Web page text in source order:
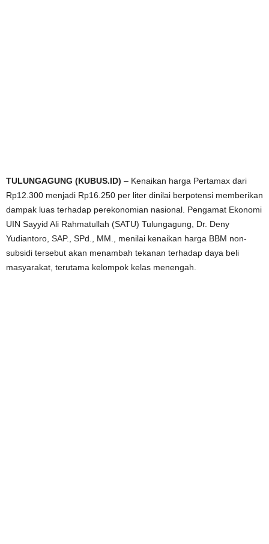
TULUNGAGUNG (KUBUS.ID) – Kenaikan harga Pertamax dari
Rp12.300 menjadi Rp16.250 per liter dinilai berpotensi memberikan
dampak luas terhadap perekonomian nasional. Pengamat Ekonomi
UIN Sayyid Ali Rahmatullah (SATU) Tulungagung, Dr. Deny
Yudiantoro, SAP., SPd., MM., menilai kenaikan harga BBM non-
subsidi tersebut akan menambah tekanan terhadap daya beli
masyarakat, terutama kelompok kelas menengah.